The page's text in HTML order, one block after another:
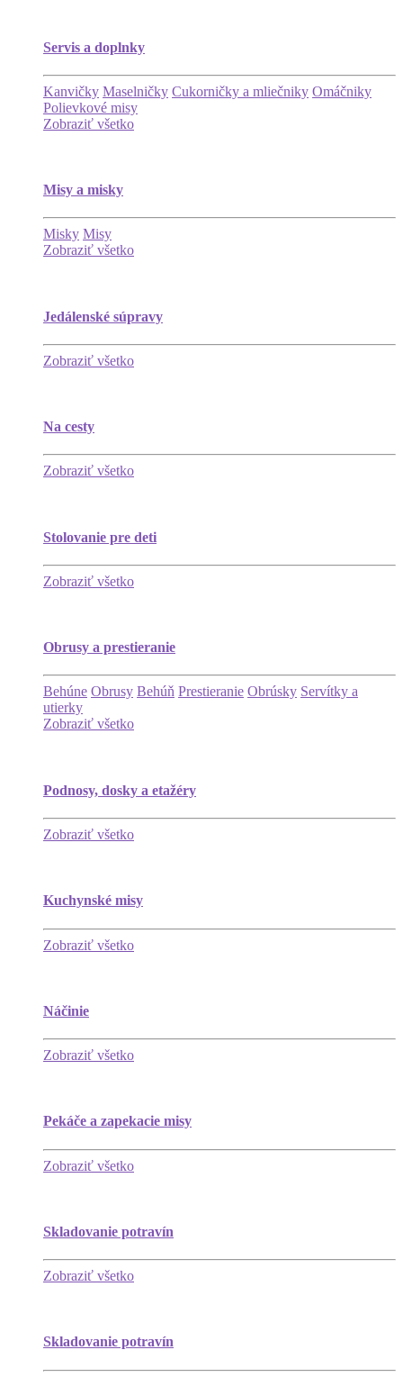
Servis a doplnky
Kanvičky Maselničky Cukorničky a mliečniky Omáčniky
Polievkové misy
Zobraziť všetko
Misy a misky
Misky Misy
Zobraziť všetko
Jedálenské súpravy
Zobraziť všetko
Na cesty
Zobraziť všetko
Stolovanie pre deti
Zobraziť všetko
Obrusy a prestieranie
Behúne Obrusy Behúň Prestieranie Obrúsky Servítky a
utierky
Zobraziť všetko
Podnosy, dosky a etažéry
Zobraziť všetko
Kuchynské misy
Zobraziť všetko
Náčinie
Zobraziť všetko
Pekáče a zapekacie misy
Zobraziť všetko
Skladovanie potravín
Zobraziť všetko
Skladovanie potravín